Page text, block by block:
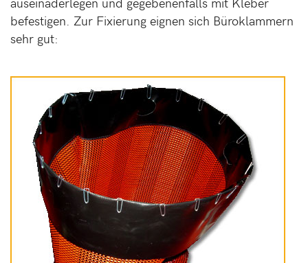
befestigen. Zur Fixierung eignen sich Büroklammern
sehr gut: